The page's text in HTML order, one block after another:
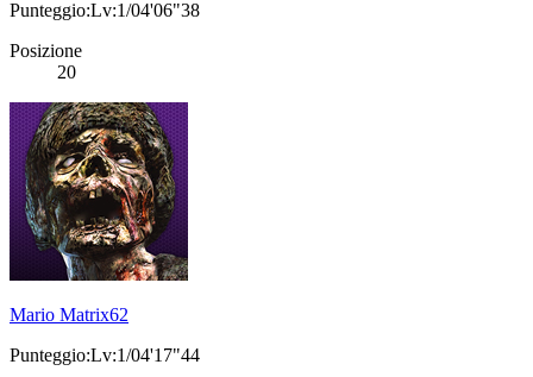
Punteggio:Lv:1/04'06"38
Posizione
20
Mario Matrix62
Punteggio:Lv:1/04'17"44